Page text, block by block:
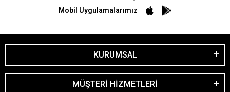
Mobil Uygulamalarımız
KURUMSAL
MÜŞTERİ HİZMETLERİ